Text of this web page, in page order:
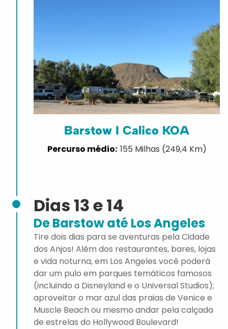
Barstow I Calico KOA
155 Milhas (249,4 Km)
Dias 13 e 14
De Barstow até Los Angeles
Tire dois dias para se aventuras pela Cidade
dos Anjos! Além dos restaurantes, bares, lojas
e vida noturna, em Los Angeles você poderá
dar um pulo em parques temáticos famosos
(incluindo a Disneyland e o Universal Studios);
aproveitar o mar azul das praias de Venice e
Muscle Beach ou mesmo andar pela calçada
de estrelas do Hollywood Boulevard!